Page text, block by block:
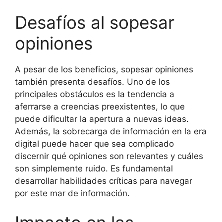
Desafíos al sopesar
opiniones
A pesar de los beneficios, sopesar opiniones
también presenta desafíos. Uno de los
principales obstáculos es la tendencia a
aferrarse a creencias preexistentes, lo que
puede dificultar la apertura a nuevas ideas.
Además, la sobrecarga de información en la era
digital puede hacer que sea complicado
discernir qué opiniones son relevantes y cuáles
son simplemente ruido. Es fundamental
desarrollar habilidades críticas para navegar
por este mar de información.